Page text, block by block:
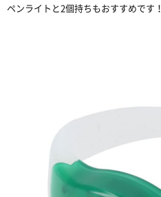
ペンライトと2個持ちもおすすめです！